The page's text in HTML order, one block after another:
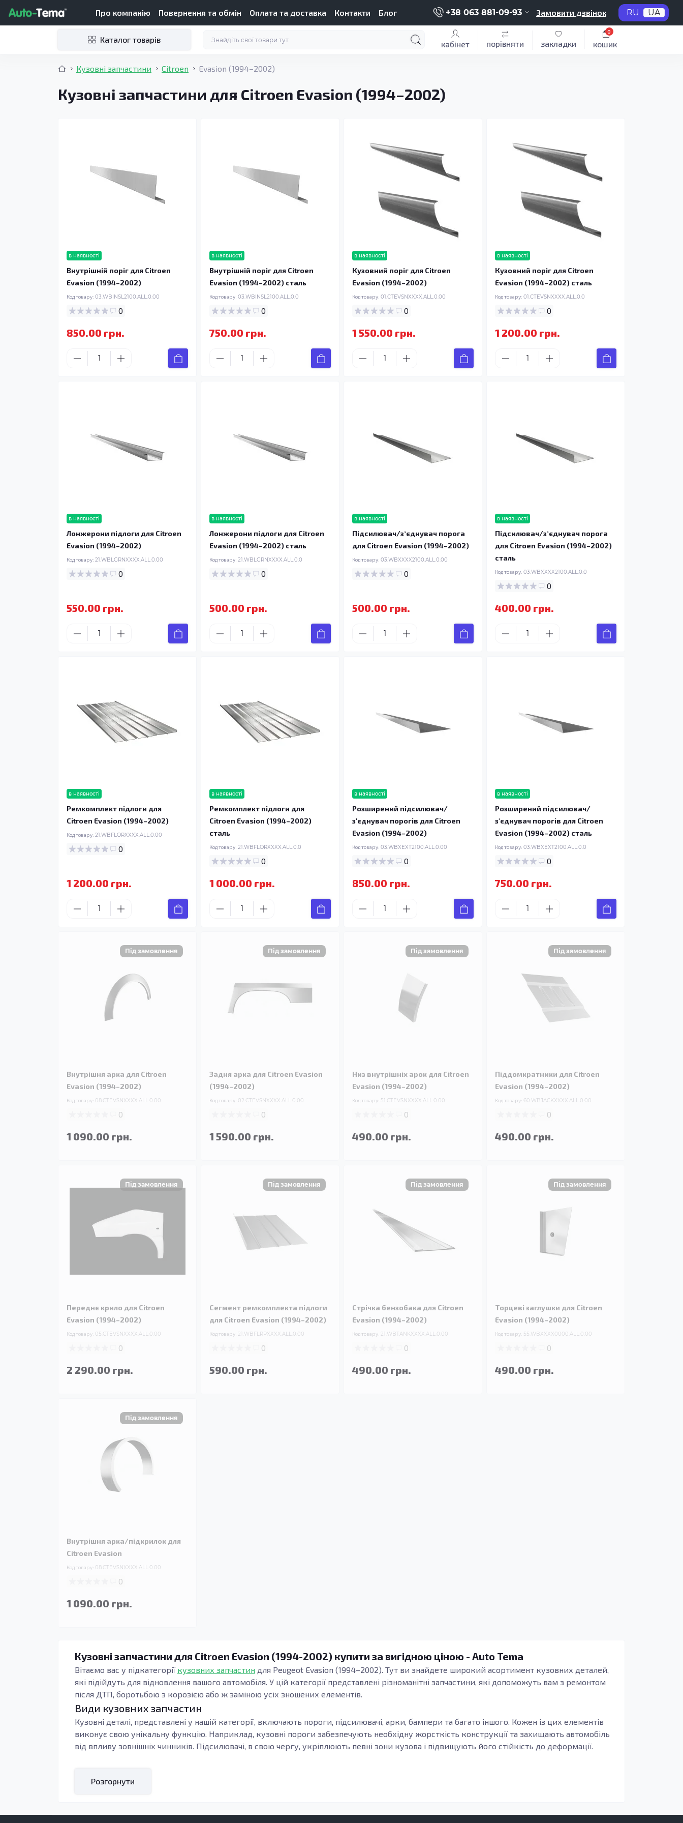
Про компанію Повернення та обмін Оплата та доставка Контакти Блог +38 063 881-09-93 Замовити дзвінок RU UA
Каталог товарів кабінет порівняти закладки кошик
0
Кузовні запчастини Citroen Evasion (1994–2002)
Кузовні запчастини для Citroen Evasion (1994–2002)
в наявності
Внутрішній поріг для Citroen
Evasion (1994–2002)
Код товару: 03.WBINSL2100.ALL.0.00
0
850.00 грн.
в наявності
Внутрішній поріг для Citroen
Evasion (1994–2002) сталь
Код товару: 03.WBINSL2100.ALL.0.0
0
750.00 грн.
в наявності
Кузовний поріг для Citroen
Evasion (1994–2002)
Код товару: 01.CTEVSNXXXX.ALL.0.00
0
1 550.00 грн.
в наявності
Кузовний поріг для Citroen
Evasion (1994–2002) сталь
Код товару: 01.CTEVSNXXXX.ALL.0.0
0
1 200.00 грн.
в наявності
Лонжерони підлоги для Citroen
Evasion (1994–2002)
Код товару: 21.WBLGRNXXXX.ALL.0.00
0
550.00 грн.
в наявності
Лонжерони підлоги для Citroen
Evasion (1994–2002) сталь
Код товару: 21.WBLGRNXXXX.ALL.0.0
0
500.00 грн.
в наявності
Підсилювач/зʼєднувач порога
для Citroen Evasion (1994–2002)
Код товару: 03.WBXXXX2100.ALL.0.00
0
500.00 грн.
в наявності
Підсилювач/зʼєднувач порога
для Citroen Evasion (1994–2002)
сталь
Код товару: 03.WBXXXX2100.ALL.0.0
0
400.00 грн.
в наявності
Ремкомплект підлоги для
Citroen Evasion (1994–2002)
Код товару: 21.WBFLORXXXX.ALL.0.00
0
1 200.00 грн.
в наявності
Ремкомплект підлоги для
Citroen Evasion (1994–2002)
сталь
Код товару: 21.WBFLORXXXX.ALL.0.0
0
1 000.00 грн.
в наявності
Розширений підсилювач/
з'єднувач порогів для Citroen
Evasion (1994–2002)
Код товару: 03.WBXEXT2100.ALL.0.00
0
850.00 грн.
в наявності
Розширений підсилювач/
з'єднувач порогів для Citroen
Evasion (1994–2002) сталь
Код товару: 03.WBXEXT2100.ALL.0.0
0
750.00 грн.
Внутрішня арка для Citroen
Evasion (1994–2002)
Код товару: 08.CTEVSNXXXX.ALL.0.00
0
1 090.00 грн.
Задня арка для Citroen Evasion
(1994–2002)
Код товару: 02.CTEVSNXXXX.ALL.0.00
0
1 590.00 грн.
Низ внутрішніх арок для Citroen
Evasion (1994–2002)
Код товару: 51.CTEVSNXXXX.ALL.0.00
0
490.00 грн.
Піддомкратники для Citroen
Evasion (1994–2002)
Код товару: 60.WBJACKXXXX.ALL.0.00
0
490.00 грн.
Переднє крило для Citroen
Evasion (1994–2002)
Код товару: 05.CTEVSNXXXX.ALL.0.00
0
2 290.00 грн.
Сегмент ремкомплекта підлоги
для Citroen Evasion (1994–2002)
Код товару: 21.WBFLRPXXXX.ALL.0.00
0
590.00 грн.
Стрічка бензобака для Citroen
Evasion (1994–2002)
Код товару: 21.WBTANKXXXX.ALL.0.00
0
490.00 грн.
Торцеві заглушки для Citroen
Evasion (1994–2002)
Код товару: 55.WBXXXX0000.ALL.0.00
0
490.00 грн.
Внутрішня арка/підкрилок для
Citroen Evasion
Код товару: 08.CTEVSNXXXX.ALL.0.00
0
1 090.00 грн.
Кузовні запчастини для Citroen Evasion (1994-2002) купити за вигідною ціною - Auto Tema
Вітаємо вас у підкатегорії кузовних запчастин для Peugeot Evasion (1994–2002). Тут ви знайдете широкий асортимент кузовних деталей,
які підійдуть для відновлення вашого автомобіля. У цій категорії представлені різноманітні запчастини, які допоможуть вам з ремонтом
після ДТП, боротьбою з корозією або ж заміною усіх зношених елементів.
Види кузовних запчастин
Кузовні деталі, представлені у нашій категорії, включають пороги, підсилювачі, арки, бампери та багато іншого. Кожен із цих елементів
виконує свою унікальну функцію. Наприклад, кузовні пороги забезпечують необхідну жорсткість конструкції та захищають автомобіль
від впливу зовнішніх чинників. Підсилювачі, в свою чергу, укріплюють певні зони кузова і підвищують його стійкість до деформації.
мають хорошу зносостійкість. Це особливо важливо для автомобілів, які часто піддаються впливу вологи та інших несприятливих умов.
зношених або пошкоджених елементів, ви знайдете все необхідне тут. Наприклад, внутрішні пороги забезпечують додаткову жорсткість
Розгорнути